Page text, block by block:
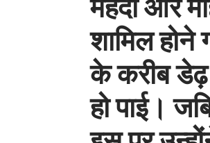
शामिल होने
के करीब डेढ़
हो पाई।